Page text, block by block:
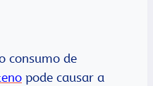
consumo de
pode causar a